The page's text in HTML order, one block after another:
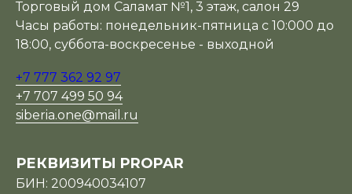
Торговый дом Саламат №1, 3 этаж, салон 29
Часы работы: понедельник-пятница с 10:000 до
18:00, суббота-воскресенье - выходной
+7 777 362 92 97
+7 707 499 50 94
siberia.one@mail.ru
РЕКВИЗИТЫ PROPAR
БИН: 200940034107